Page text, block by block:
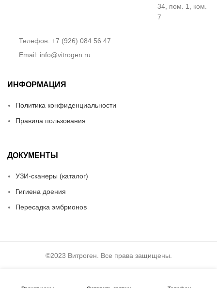
34, пом. 1, ком.
7
Телефон: +7 (926) 084 56 47
Email: info@vitrogen.ru
ИНФОРМАЦИЯ
Политика конфиденциальности
Правила пользования
ДОКУМЕНТЫ
УЗИ-сканеры (каталог)
Гигиена доения
Пересадка эмбрионов
©2023 Витроген. Все права защищены.